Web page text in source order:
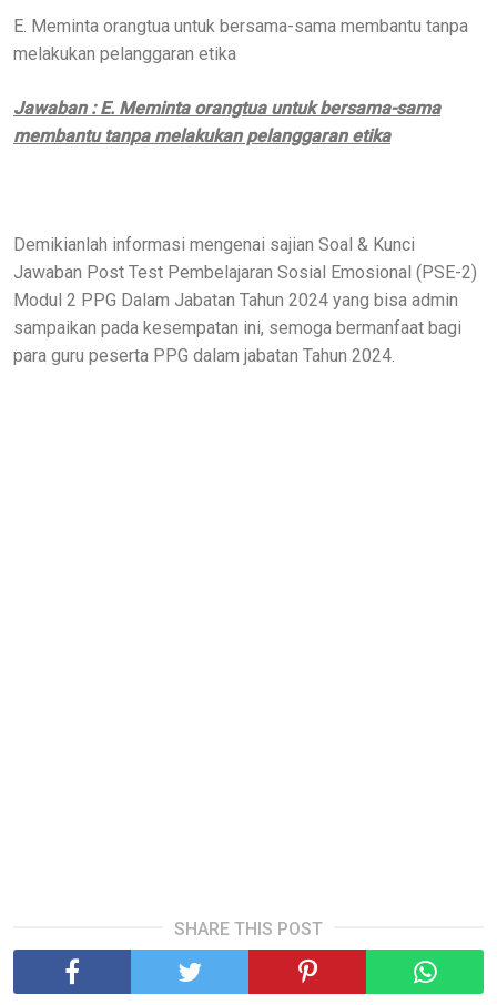
E. Meminta orangtua untuk bersama-sama membantu tanpa
melakukan pelanggaran etika
Jawaban : E. Meminta orangtua untuk bersama-sama
membantu tanpa melakukan pelanggaran etika
Demikianlah informasi mengenai sajian Soal & Kunci
Jawaban Post Test Pembelajaran Sosial Emosional (PSE-2)
Modul 2 PPG Dalam Jabatan Tahun 2024 yang bisa admin
sampaikan pada kesempatan ini, semoga bermanfaat bagi
para guru peserta PPG dalam jabatan Tahun 2024.
SHARE THIS POST